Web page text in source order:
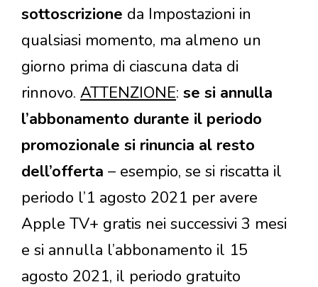
sottoscrizione da Impostazioni in
qualsiasi momento, ma almeno un
giorno prima di ciascuna data di
rinnovo. ATTENZIONE: se si annulla
l’abbonamento durante il periodo
promozionale si rinuncia al resto
dell’offerta – esempio, se si riscatta il
periodo l’1 agosto 2021 per avere
Apple TV+ gratis nei successivi 3 mesi
e si annulla l’abbonamento il 15
agosto 2021, il periodo gratuito